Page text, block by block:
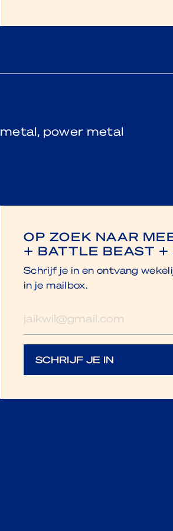
metal, power metal
OP ZOEK NAAR
+ BATTLE BEAST +
Schrijf je in en ontvang
in je mailbox.
mailadres
SCHRIJF JE IN